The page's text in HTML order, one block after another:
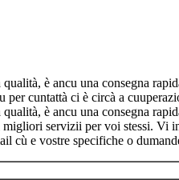
è ancu una consegna
cuntattà ci è circà a
è ancu una consegna
servizii per voi stessi.
cù e vostre specifiche o